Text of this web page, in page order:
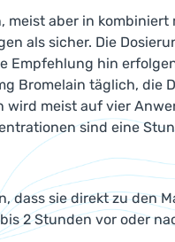
meist aber in
als sicher. Die
hin
Bromelain täglich, die
wird meist auf vier
sind eine
dass sie direkt zu den
2 Stunden vor oder